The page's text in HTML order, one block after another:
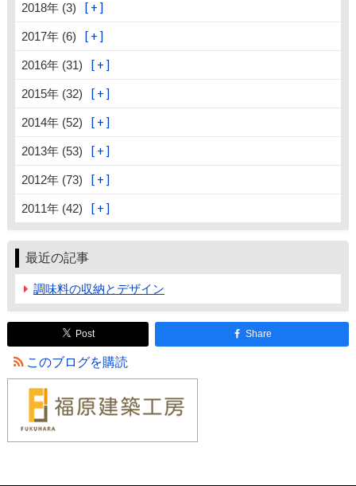
2018年 (3)
2017年 (6)
2016年 (31)
2015年 (32)
2014年 (52)
2013年 (53)
2012年 (73)
2011年 (42)
最近の記事
調味料の収納とデザイン
Post Share
このブログを購読